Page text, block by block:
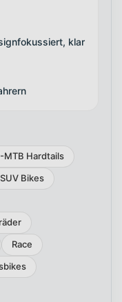
klar
MTB Hardtails
Bikes
Race